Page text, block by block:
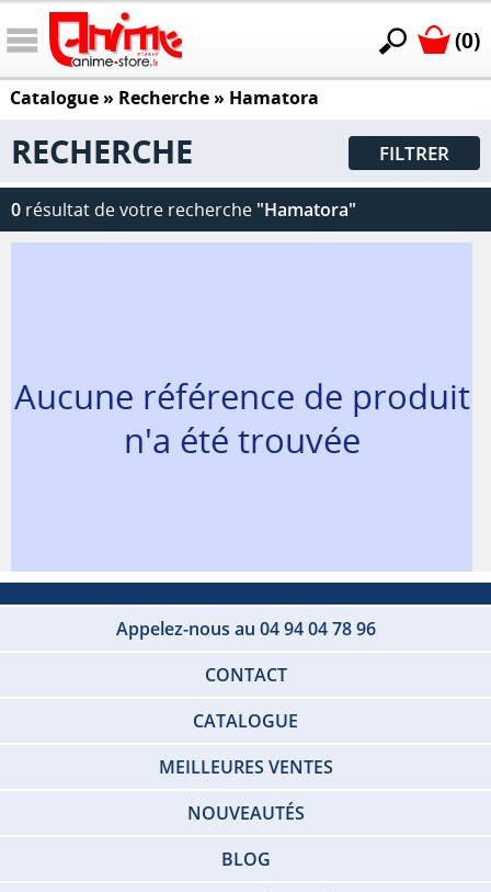
(0)
Catalogue» Recherche » Hamatora
RECHERCHE FILTRER
0 résultat de votre recherche "Hamatora"
Aucune référence de produit
n'a été trouvée
Appelez-nous au 04 94 04 78 96
CONTACT
CATALOGUE
MEILLEURES VENTES
NOUVEAUTÉS
BLOG